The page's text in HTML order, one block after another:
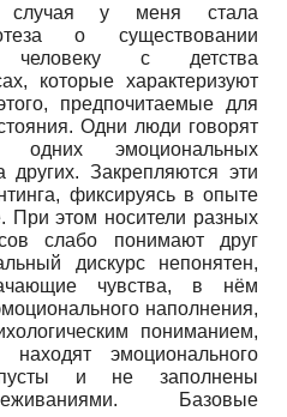
у меня стала
о существовании
человеку с детства
которые характеризуют
предпочитаемые для
Одни люди говорят
одних эмоциональных
Закрепляются эти
фиксируясь в опыте
При этом носители разных
слабо понимают друг
дискурс непонятен,
чувства, в нём
наполнения,
пониманием,
эмоционального
пусты и не заполнены
Базовые